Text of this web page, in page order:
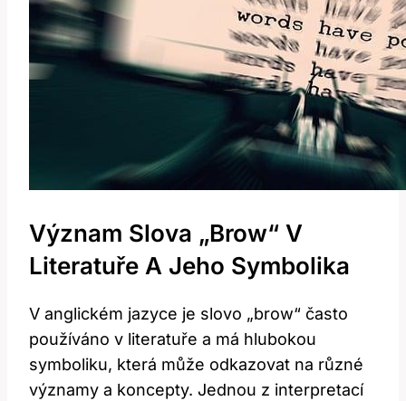
Význam Slova „brow“ V
Literatuře A Jeho Symbolika
V anglickém jazyce je slovo „brow“ často
používáno v literatuře a má hlubokou
symboliku, která může odkazovat na různé
významy a koncepty. Jednou z interpretací